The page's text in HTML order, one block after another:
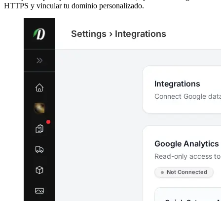
HTTPS y vincular tu dominio personalizado.